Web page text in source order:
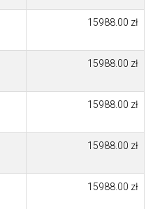
15988.00 zł
15988.00 zł
15988.00 zł
15988.00 zł
15988.00 zł